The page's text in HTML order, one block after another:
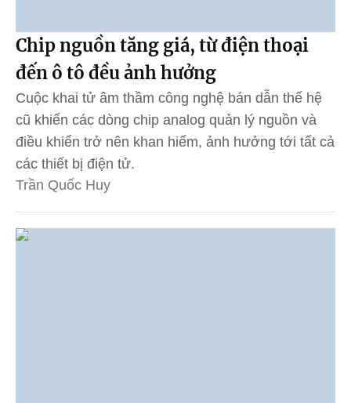
Chip nguồn tăng giá, từ điện thoại
đến ô tô đều ảnh hưởng
Cuộc khai tử âm thầm công nghệ bán dẫn thế hệ
cũ khiến các dòng chip analog quản lý nguồn và
điều khiển trở nên khan hiếm, ảnh hưởng tới tất cả
các thiết bị điện tử.
Trần Quốc Huy